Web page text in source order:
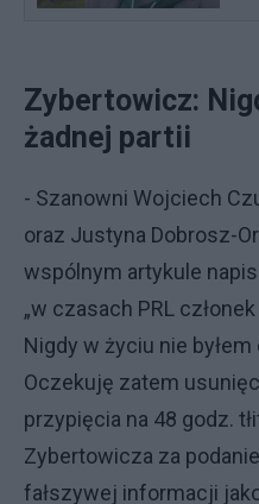
Zybertowicz:
żadnej partii
- Szanowni Wojciech
oraz Justyna Dobrosz-
wspólnym artykule
„w czasach PRL
Nigdy w życiu nie
Oczekuję zatem
przypięcia na 48 godz.
Zybertowicza za
fałszywej informacji